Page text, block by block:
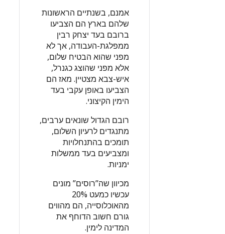
אמנם, בשנתיים הראשונות
שלהם בארץ הם הצביעו
ברובם בעד יצחק רבין
ממפלגת-העבודה, אך לא
מפני שהוא הבטיח שלום,
אלא מפני שהוצג כגנרל,
איש-צבא מצטיין. מאז הם
הצביעו באופן עקבי בעד
הימין הקיצוני.
רובם הגדול שונאים ערבים,
מתנגדים לרעיון השלום,
תומכים בהתנחלויות
ומצביעים בעד ממשלות
ימניות.
מכיוון שה”רוסים” מונים
עכשיו כמעט 20%
מהאוכלוסייה, הם מהווים
גורם חשוב הדוחף את
המדינה לימין.